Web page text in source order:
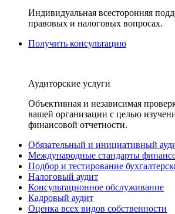
Индивидуальная всесторонняя
правовых и налоговых вопросах.
Получить консультацию
Аудиторские услуги
Объективная и независимая
вашей организации с целью
финансовой отчетности.
Обязательный и инициативный
Международные стандарты
Подбор и тестирование
Налоговый аудит
Консультационное обслуживание
Кадровый аудит
Оценка всех видов собственности